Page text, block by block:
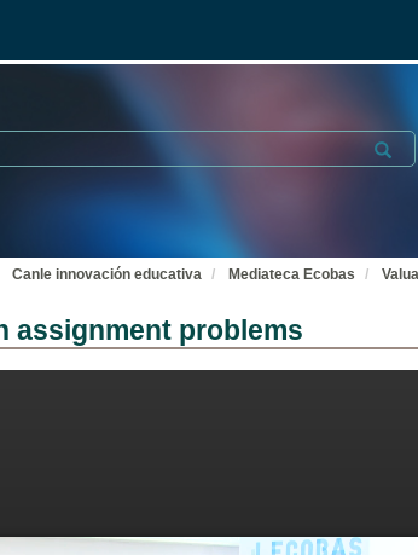
Submit
Canle innovación educativa Mediateca Ecobas
assignment problems